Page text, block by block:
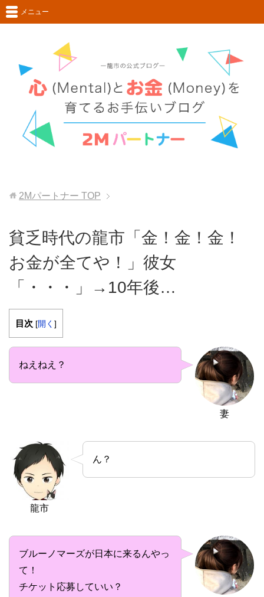
メニュー
2Mパートナー TOP
貧乏時代の龍市「金！金！金！
お金が全てや！」彼女
「・・・」→10年後…
目次 [開く ]
妻
ねえねえ？
龍市
ん？
ブルーノマーズが日本に来るんやっ
て！
チケット応募していい？